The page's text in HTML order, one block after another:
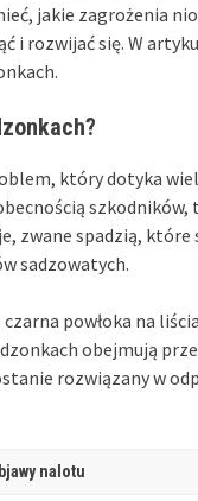
jakie zagrożenia
i rozwijać się. W
który dotyka
szkodników,
zwane spadzią,
sadzowatych.
powłoka na
obejmują
rozwiązany w
nalotu